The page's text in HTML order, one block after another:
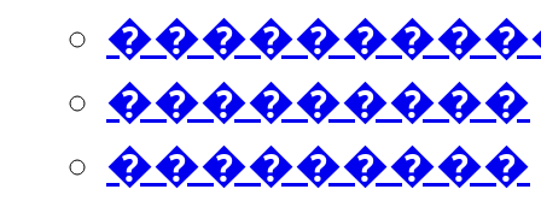
���������
���������